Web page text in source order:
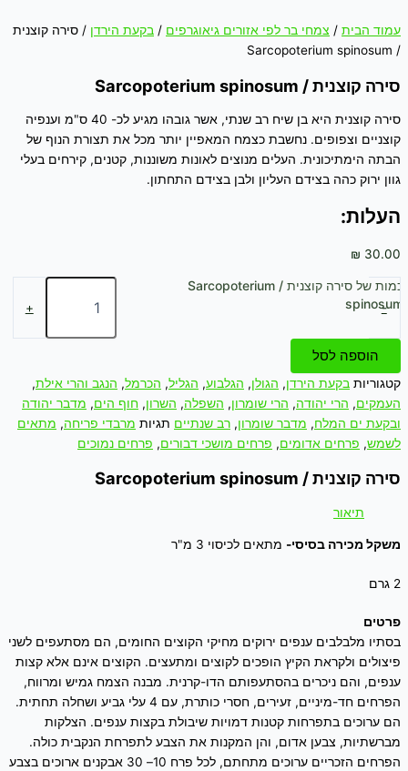
עמוד הבית / צמחי בר לפי אזורים גיאוגרפים / בקעת הירדן / סירה קוצנית
/ Sarcopoterium spinosum
סירה קוצנית / Sarcopoterium spinosum
סירה קוצנית היא בן שיח רב שנתי, אשר גובהו מגיע לכ- 40 ס"מ וענפיה
קוצניים וצפופים. נחשבת כצמח המאפיין יותר מכל את תצורת הנוף של
הבתה הימתיכונית. העלים מנוצים לאונות משוננות, קטנים, קירחים בעלי
גוון ירוק כהה בצידם העליון ולבן בצידם התחתון.
העלות:
₪ 30.00
-
כמות של סירה קוצנית / Sarcopoterium
spinosum
+
הוספה לסל
קטגוריות בקעת הירדן, הגולן, הגלבוע, הגליל, הכרמל, הנגב והרי אילת,
העמקים, הרי יהודה, הרי שומרון, השפלה, השרון, חוף הים, מדבר יהודה
ובקעת ים המלח, מדבר שומרון, רב שנתיים תגיות מרבדי פריחה, מתאים
לשמש, פרחים אדומים, פרחים מושכי דבורים, פרחים נמוכים
סירה קוצנית / Sarcopoterium spinosum
תיאור
משקל מכירה בסיסי- מתאים לכיסוי 3 מ"ר
2 גרם
פרטים
בסתיו מלבלבים ענפים ירוקים מחיקי הקוצים החומים, הם מסתעפים לשני
פיצולים ולקראת הקיץ הופכים לקוצים ומתעצים. הקוצים אינם אלא קצות
ענפים, והם ניכרים בהסתעפותם הדו-קרנית. מבנה הצמח גמיש ומרווח,
הפרחים חד-מיניים, זעירים, חסרי כותרת, עם 4 עלי גביע ושחלה תחתית.
הם ערוכים בתפרחות קטנות דמויות שיבולת בקצות ענפים. הצלקות
מברשתיות, צבען אדום, והן המקנות את הצבע לתפרחת הנקבית כולה.
הפרחים הזכריים ערוכים מתחתם, לכל פרח 10– 30 אבקנים ארוכים בצבע